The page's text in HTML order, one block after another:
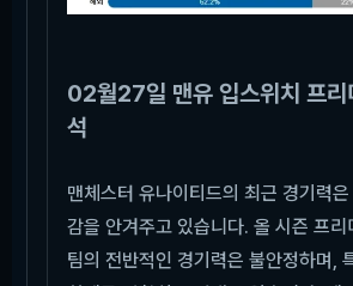
02월27일 맨유 입스위치 프리
석
맨체스터 유나이티드의 최근 경기력
감을 안겨주고 있습니다. 올 시즌 프리
팀의 전반적인 경기력은 불안정하며,